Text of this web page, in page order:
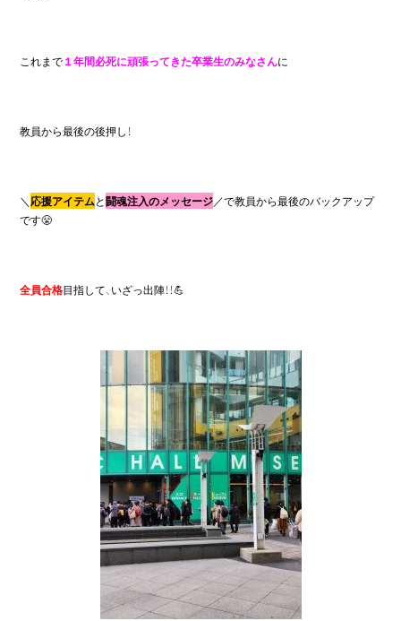
これまで１年間必死に頑張ってきた卒業生のみなさんに
教員から最後の後押し！
＼応援アイテムと闘魂注入のメッセージ／で教員から最後のバックアップ
です😤
全員合格目指して、いざっ出陣！！💪